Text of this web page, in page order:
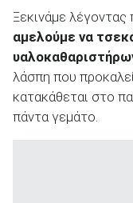
Καινούρια
Ξεκινάμε λέγοντας
αμελούμε να
λάσπη που
κατακάθεται στο
πάντα γεμάτο.